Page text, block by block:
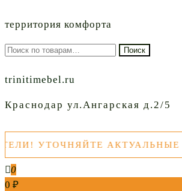
территория комфорта
Искать: Поиск
trinitimebel.ru
Краснодар ул.Ангарская д.2/5
УТОЧНЯЙТЕ АКТУАЛЬНЫЕ
0
0 ₽